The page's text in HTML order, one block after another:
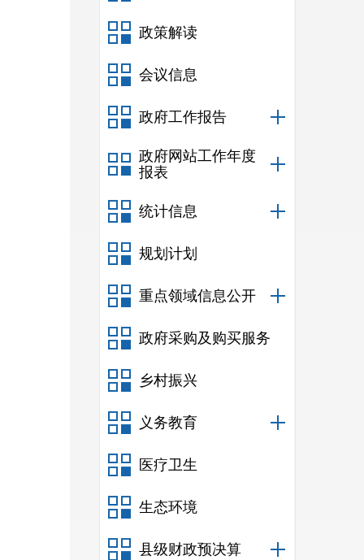
政策解读
会议信息
政府工作报告
政府网站工作年度
报表
统计信息
规划计划
重点领域信息公开
政府采购及购买服务
乡村振兴
义务教育
医疗卫生
生态环境
县级财政预决算